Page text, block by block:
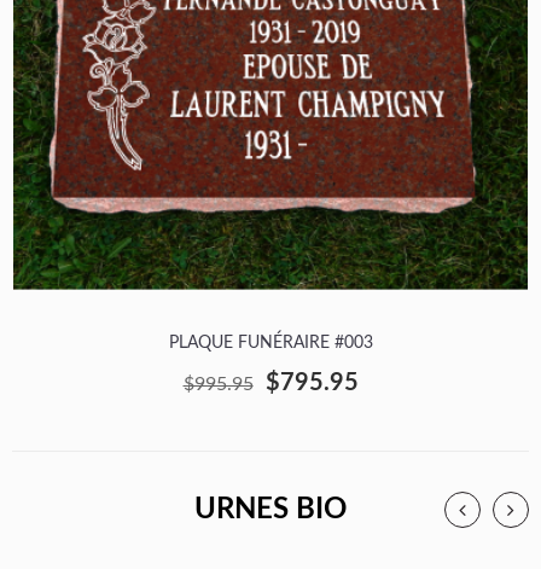
PLAQUE FUNÉRAIRE #003
$995.95 $795.95
URNES BIO